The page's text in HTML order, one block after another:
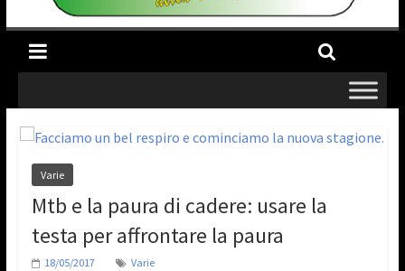
Varie
Mtb e la paura di cadere: usare la
testa per affrontare la paura
18/05/2017 Varie